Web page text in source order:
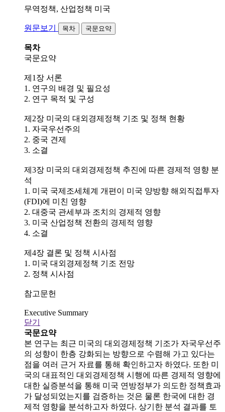
무역정책, 산업정책 미국
원문보기 목차 국문요약
목차
국문요약
제1장 서론
1. 연구의 배경 및 필요성
2. 연구 목적 및 구성
제2장 미국의 대외경제정책 기조 및 정책 현황
1. 자국우선주의
2. 중국 견제
3. 소결
제3장 미국의 대외경제정책 추진에 따른 경제적 영향 분
석
1. 미국 국제조세체계 개편이 미국 양방향 해외직접투자
(FDI)에 미친 영향
2. 대중국 관세부과 조치의 경제적 영향
3. 미국 산업정책 전환의 경제적 영향
4. 소결
제4장 결론 및 정책 시사점
1. 미국 대외경제정책 기조 전망
2. 정책 시사점
참고문헌
Executive Summary
닫기
국문요약
본 연구는 최근 미국의 대외경제정책 기조가 자국우선주
의 성향이 한층 강화되는 방향으로 수렴해 가고 있다는
점을 여러 근거 자료를 통해 확인하고자 하였다. 또한 미
국의 대표적인 대외경제정책 시행에 따른 경제적 영향에
대한 실증분석을 통해 미국 연방정부가 의도한 정책효과
가 달성되었는지를 검증하는 것은 물론 한국에 대한 경
제적 영향을 분석하고자 하였다. 상기한 분석 결과를 토